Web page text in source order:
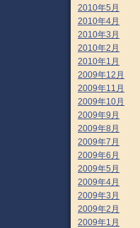
2010年5月
2010年4月
2010年3月
2010年2月
2010年1月
2009年12月
2009年11月
2009年10月
2009年9月
2009年8月
2009年7月
2009年6月
2009年5月
2009年4月
2009年3月
2009年2月
2009年1月